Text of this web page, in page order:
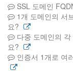
SSL 도메인
1개 도메인의 서
요?
다중 도메인의
요?
인증서 1개로 여